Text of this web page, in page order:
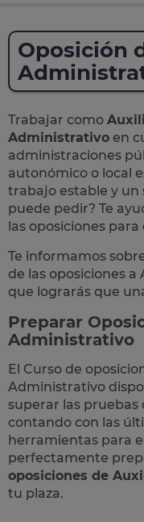
Oposición
Trabajar como
Administrativo en
administraciones
autonómico o local
trabajo estable y un
puede pedir? Te
las oposiciones
Te informamos
de las oposiciones
que lograrás que
Preparar
Administrativo
El Curso de
Administrativo
superar las
contando con las
herramientas para
perfectamente
oposiciones de
tu plaza.